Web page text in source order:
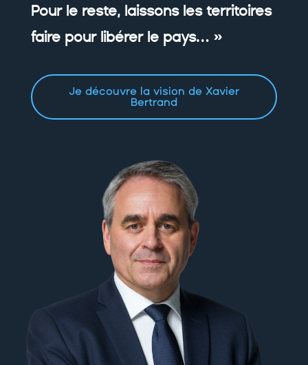
Pour le reste, laissons les territoires
faire pour libérer le pays… »
Je découvre la vision de Xavier
Bertrand